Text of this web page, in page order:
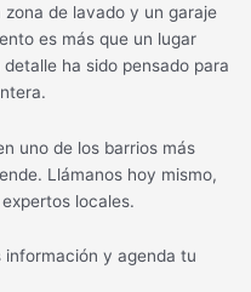
de lavado y un garaje
es más que un lugar
ha sido pensado para
uno de los barrios más
Llámanos hoy mismo,
expertos locales.
información y agenda tu